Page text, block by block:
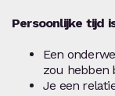
Persoonlijke tijd
Een
zou hebben
Je een